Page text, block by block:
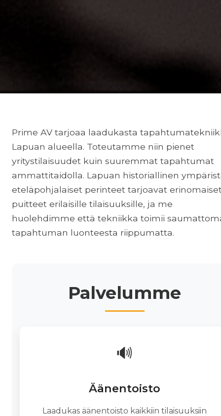
Prime AV tarjoaa laadukasta
Lapuan alueella. Toteutamme niin pienet
yritystilaisuudet kuin suuremmat tapahtumat
ammattitaidolla. Lapuan historiallinen
eteläpohjalaiset perinteet tarjoavat
puitteet erilaisille tilaisuuksille, ja me
huolehdimme että tekniikka toimii
tapahtuman luonteesta riippumatta.
Palvelumme
🔊
Äänentoisto
Laadukas äänentoisto kaikkiin tilaisuuksiin